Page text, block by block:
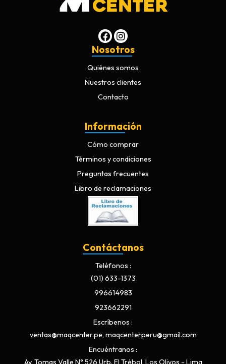
Nosotros
Quiénes somos
Nuestros clientes
Contacto
Información
Cómo comprar
Términos y condiciones
Preguntas frecuentes
Libro de reclamaciones
Contáctanos
Teléfonos
(01) 633-1373
996614983
923662291
Escríbenos
ventas@maqcenter.pe, maqcenterperu@gmail.com
Encuéntranos
Av. Tomas Valle N° 526 Urb. El Trébol, Los Olivos - Lima